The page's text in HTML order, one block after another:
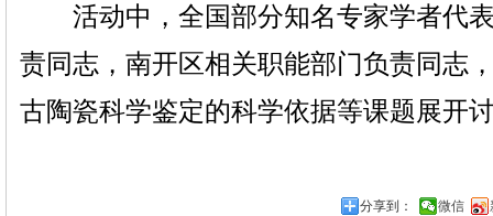
活动中，全国部分知名专家学者代表
责同志，南开区相关职能部门负责同志
古陶瓷科学鉴定的科学依据等课题展开
分享到： 微信